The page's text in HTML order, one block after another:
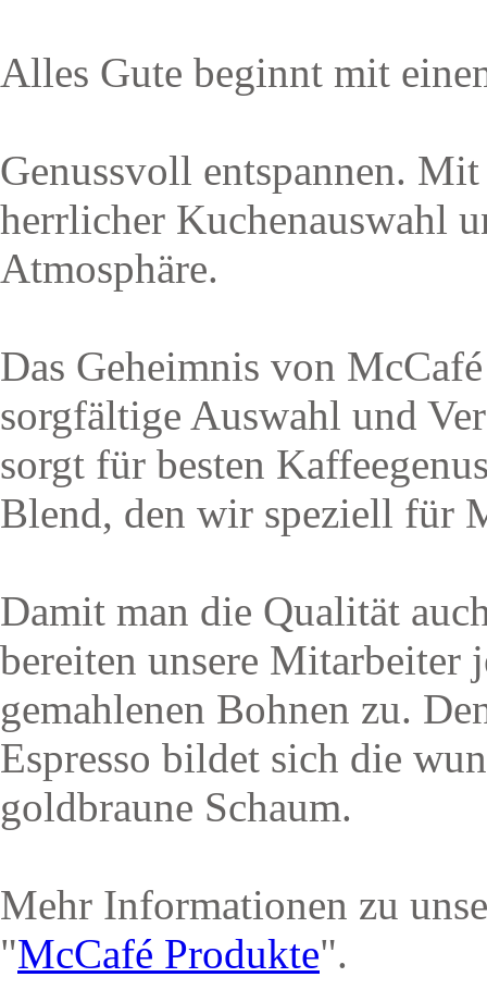
Alles Gute beginnt mit
Genussvoll entspannen.
herrlicher Kuchenauswahl
Atmosphäre.
Das Geheimnis von
sorgfältige Auswahl und
sorgt für besten
Blend, den wir speziell für
Damit man die Qualität
bereiten unsere Mitarbeiter
gemahlenen Bohnen zu.
Espresso bildet sich die
goldbraune Schaum.
Mehr Informationen zu
"McCafé Produkte".